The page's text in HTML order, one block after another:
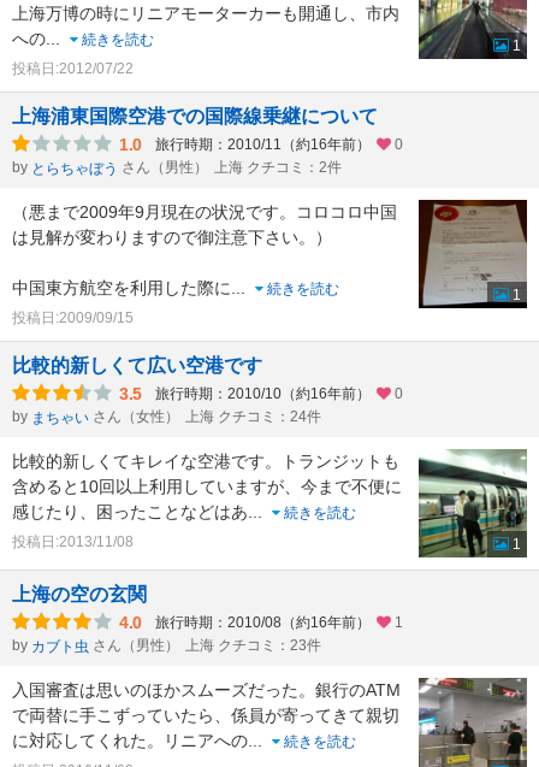
上海万博の時にリニアモーターカーも開通し、市内
への...
続きを読む
投稿日:2012/07/22
1
上海浦東国際空港での国際線乗継について
1.0 旅行時期：2010/11（約16年前）
0
by とらちゃぼう さん（男性） 上海 クチコミ：2件
（悪まで2009年9月現在の状況です。コロコロ中国
は見解が変わりますので御注意下さい。）
中国東方航空を利用した際に...
続きを読む
投稿日:2009/09/15
1
比較的新しくて広い空港です
3.5 旅行時期：2010/10（約16年前）
0
by まちゃい さん（女性） 上海 クチコミ：24件
比較的新しくてキレイな空港です。トランジットも
含めると10回以上利用していますが、今まで不便に
感じたり、困ったことなどはあ...
続きを読む
投稿日:2013/11/08
1
上海の空の玄関
4.0 旅行時期：2010/08（約16年前）
1
by カブト虫 さん（男性） 上海 クチコミ：23件
入国審査は思いのほかスムーズだった。銀行のATM
で両替に手こずっていたら、係員が寄ってきて親切
に対応してくれた。リニアへの...
続きを読む